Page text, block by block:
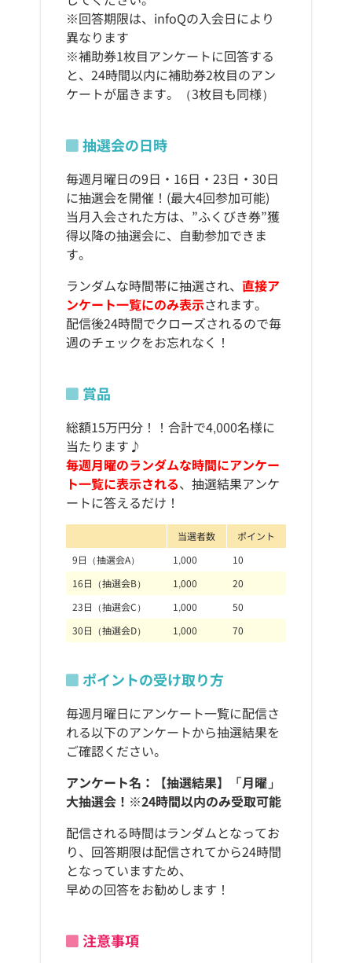
※回答期限は、infoQの入会日により
異なります
※補助券1枚目アンケートに回答する
と、24時間以内に補助券2枚目のアン
ケートが届きます。（3枚目も同様）
抽選会の日時
毎週月曜日の9日・16日・23日・30日
に抽選会を開催！(最大4回参加可能)
当月入会された方は、”ふくびき券”獲
得以降の抽選会に、自動参加できま
す。
ランダムな時間帯に抽選され、 直接ア
ンケート一覧にのみ表示されます。
配信後24時間でクローズされるので毎
週のチェックをお忘れなく！
賞品
総額15万円分！！合計で4,000名様に
当たります♪
毎週月曜のランダムな時間にアンケー
ト一覧に表示される、抽選結果アンケ
ートに答えるだけ！
当選者数
ポイント
9日（抽選会A）
1,000
10
16日（抽選会B）
1,000
20
23日（抽選会C）
1,000
50
30日（抽選会D）
1,000 70
ポイントの受け取り方
毎週月曜日にアンケート一覧に配信さ
れる以下のアンケートから抽選結果を
ご確認ください。
アンケート名：【抽選結果】「月曜」
大抽選会！※24時間以内のみ受取可能
配信される時間はランダムとなってお
り、回答期限は配信されてから24時間
となっていますため、
早めの回答をお勧めします！
注意事項